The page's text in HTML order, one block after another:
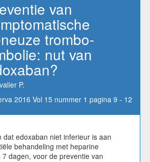
van
trombo-
nut van
P.
2016 Vol 15 nummer 1 pagina 9 - 12
dat edoxaban niet inferieur is aan
behandeling met heparine
dagen, voor de preventie van